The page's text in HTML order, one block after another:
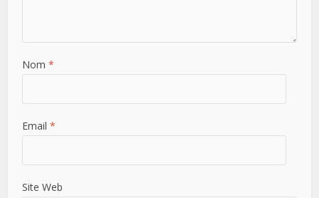
Nom *
Email *
Site Web